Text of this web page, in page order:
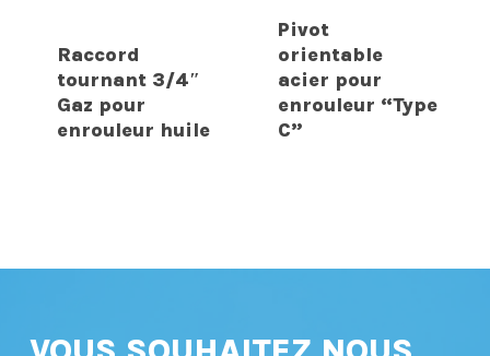
Raccord
tournant 3/4″
Gaz pour
enrouleur huile
Pivot
orientable
acier pour
enrouleur “Type
C”